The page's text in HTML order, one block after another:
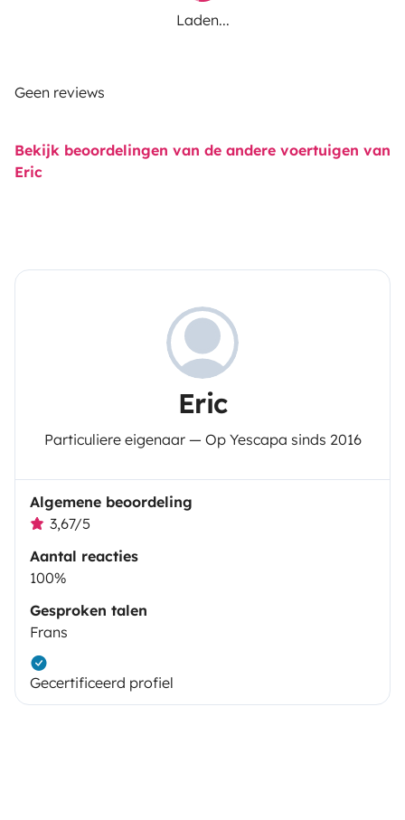
Laden...
Geen reviews
Bekijk beoordelingen van de andere voertuigen van
Eric
Eric
Particuliere eigenaar — Op Yescapa sinds 2016
Algemene beoordeling
3,67/5
Aantal reacties
100%
Gesproken talen
Frans
Gecertificeerd profiel